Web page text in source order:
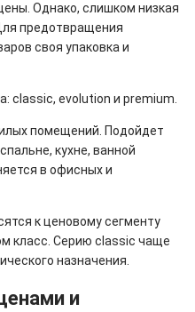
Однако, слишком низкая
предотвращения
своя упаковка и
classic, evolution и premium.
помещений. Подойдет
кухне, ванной
в офисных и
к ценовому сегменту
класс. Серию classic чаще
назначения.
и